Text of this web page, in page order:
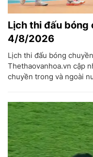
Lịch thi đấu bóng
4/8/2026
Lịch thi đấu bóng
Thethaovanhoa.vn cập
chuyền trong và ngoài